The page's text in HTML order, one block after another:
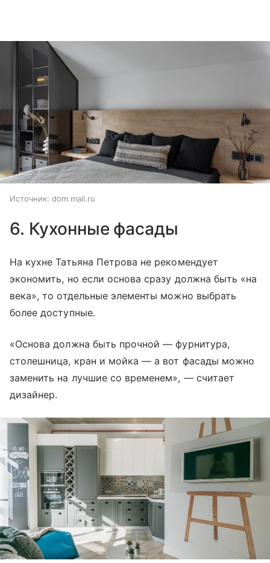
Источник: dom.mail.ru
6. Кухонные фасады
На кухне Татьяна Петрова не рекомендует
экономить, но если основа сразу должна быть «на
века», то отдельные элементы можно выбрать
более доступные.
«Основа должна быть прочной — фурнитура,
столешница, кран и мойка — а вот фасады можно
заменить на лучшие со временем», — считает
дизайнер.